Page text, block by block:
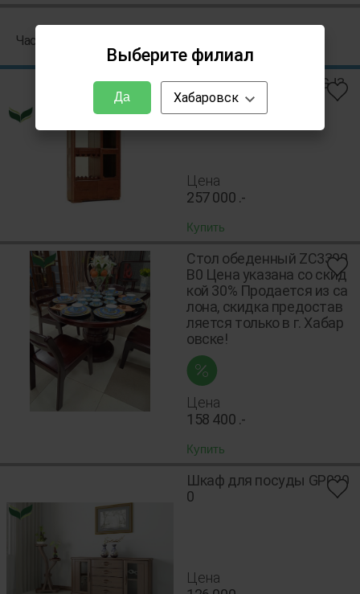
Часто смотрят с "Шкаф для посуды GJ0300"
Шкаф для столовой GJ3
100
Цена
257 000 .-
Купить
Стол обеденный ZC3300
B0 Цена указана со скид
кой 30% Продается из са
лона, скидка предостав
ляется только в г. Хабар
овске!
Цена
158 400 .-
Купить
Шкаф для посуды GP020
0
Цена
Выберите филиал
Да Хабаровск